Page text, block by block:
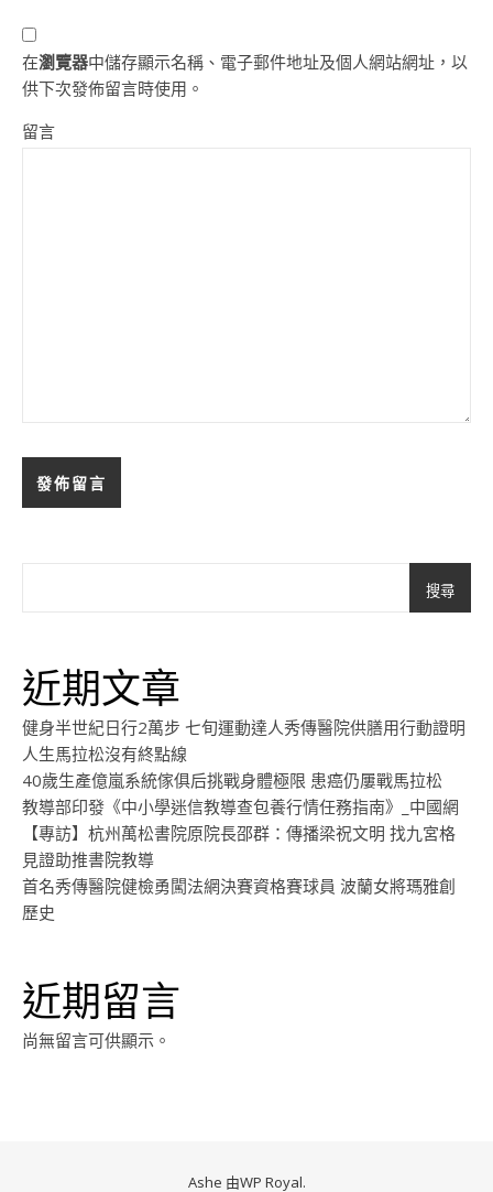
在瀏覽器中儲存顯示名稱、電子郵件地址及個人網站網址，以
供下次發佈留言時使用。
留言
搜尋
近期文章
健身半世紀日行2萬步 七旬運動達人秀傳醫院供膳用行動證明
人生馬拉松沒有終點線
40歲生產億嵐系統傢俱后挑戰身體極限 患癌仍屢戰馬拉松
教導部印發《中小學迷信教導查包養行情任務指南》_中國網
【專訪】杭州萬松書院原院長邵群：傳播梁祝文明 找九宮格
見證助推書院教導
首名秀傳醫院健檢勇闖法網決賽資格賽球員 波蘭女將瑪雅創
歷史
近期留言
尚無留言可供顯示。
Ashe 由WP Royal.